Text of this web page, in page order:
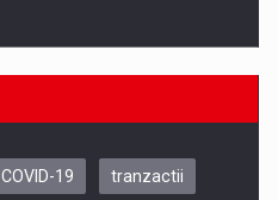
COVID-19 tranzactii